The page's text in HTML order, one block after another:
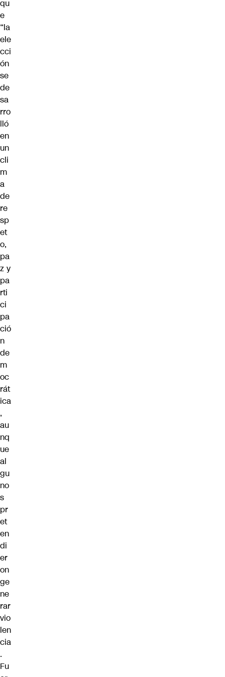
qu
e
“la
ele
cci
ón
se
de
sa
rro
lló
en
un
cli
m
a
de
re
sp
et
o,
pa
z y
pa
rti
ci
pa
ció
n
de
m
oc
rát
ica
,
au
nq
ue
al
gu
no
s
pr
et
en
di
er
on
ge
ne
rar
vio
len
cia
.
Fu